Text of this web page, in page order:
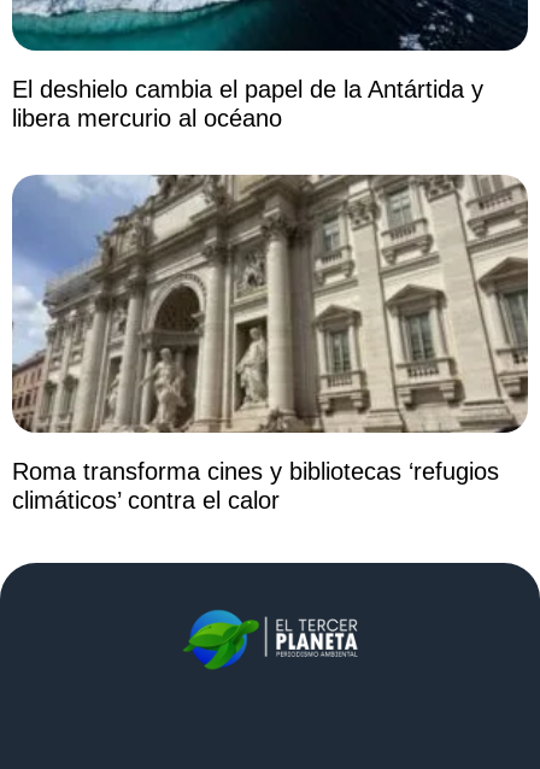
El deshielo cambia el papel de la Antártida y
libera mercurio al océano
Roma transforma cines y bibliotecas ‘refugios
climáticos’ contra el calor